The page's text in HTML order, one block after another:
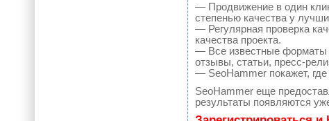
— Продвижение в один
степенью качества у
— Регулярная проверка
качества проекта.
— Все известные форматы
отзывы, статьи, пресс-
— SeoHammer покажет,
SeoHammer еще
результаты появляются